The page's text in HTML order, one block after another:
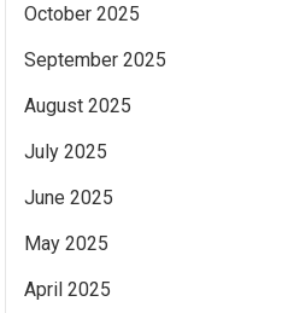
October 2025
September 2025
August 2025
July 2025
June 2025
May 2025
April 2025